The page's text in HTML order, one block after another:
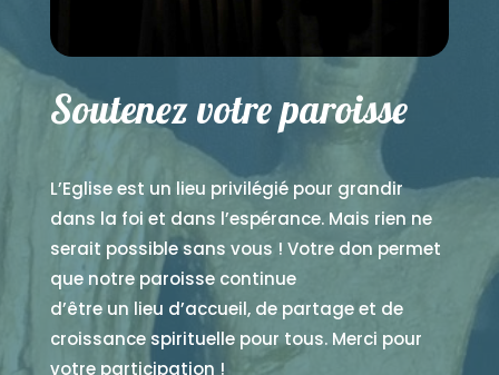
Soutenez votre paroisse
L’Eglise est un lieu privilégié pour grandir
dans la foi et dans l’espérance. Mais rien ne
serait possible sans vous ! Votre don permet
que notre paroisse continue
d’être un lieu d’accueil, de partage et de
croissance spirituelle pour tous. Merci pour
votre participation !